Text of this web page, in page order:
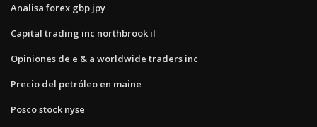
Analisa forex gbp jpy
Capital trading inc northbrook il
Opiniones de e & a worldwide traders inc
Precio del petróleo en maine
Posco stock nyse